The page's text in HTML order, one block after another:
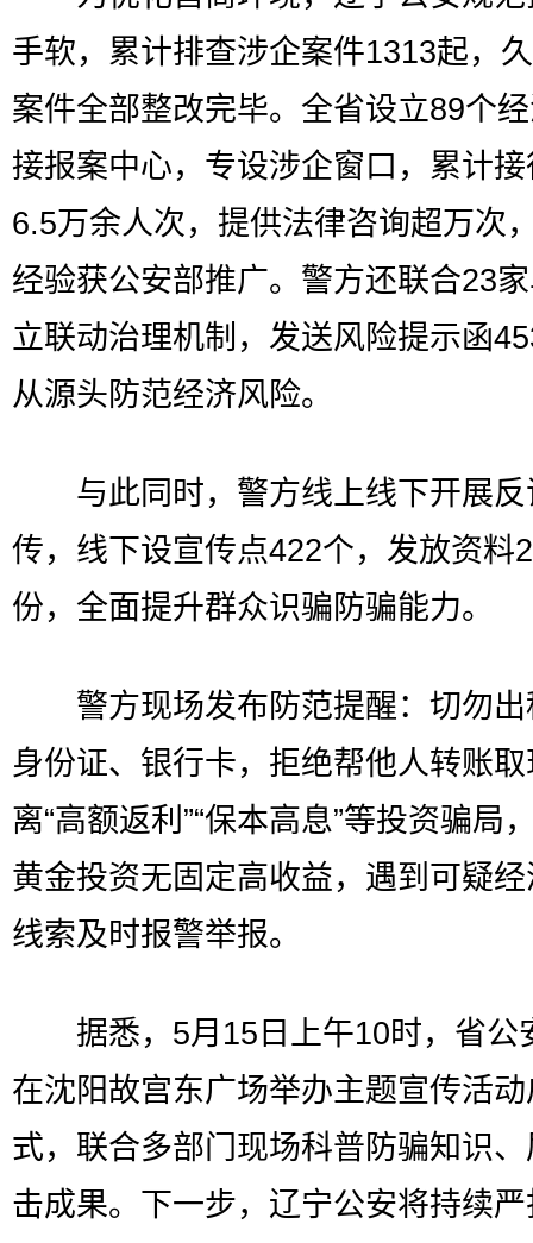
手软，累计排查涉企案件1313起，
案件全部整改完毕。全省设立89个
接报案中心，专设涉企窗口，累计
6.5万余人次，提供法律咨询超万次
经验获公安部推广。警方还联合23
立联动治理机制，发送风险提示函
从源头防范经济风险。
与此同时，警方线上线下开展反
传，线下设宣传点422个，发放资料
份，全面提升群众识骗防骗能力。
警方现场发布防范提醒：切勿出
身份证、银行卡，拒绝帮他人转账
离“高额返利”“保本高息”等投资骗局
黄金投资无固定高收益，遇到可疑
线索及时报警举报。
据悉，5月15日上午10时，省公
在沈阳故宫东广场举办主题宣传活
式，联合多部门现场科普防骗知识
击成果。下一步，辽宁公安将持续